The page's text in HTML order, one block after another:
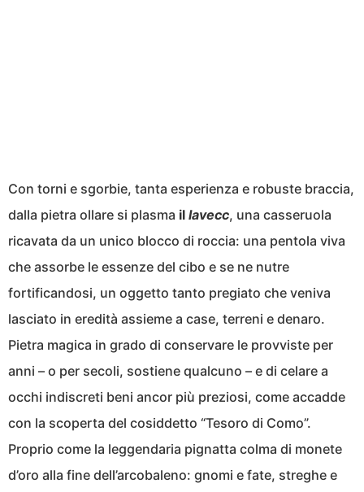
Con torni e sgorbie, tanta esperienza e robuste braccia,
dalla pietra ollare si plasma il lavecc, una casseruola
ricavata da un unico blocco di roccia: una pentola viva
che assorbe le essenze del cibo e se ne nutre
fortificandosi, un oggetto tanto pregiato che veniva
lasciato in eredità assieme a case, terreni e denaro.
Pietra magica in grado di conservare le provviste per
anni – o per secoli, sostiene qualcuno – e di celare a
occhi indiscreti beni ancor più preziosi, come accadde
con la scoperta del cosiddetto “Tesoro di Como”.
Proprio come la leggendaria pignatta colma di monete
d’oro alla fine dell’arcobaleno: gnomi e fate, streghe e